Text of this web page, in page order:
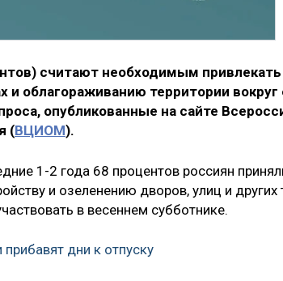
считают необходимым
и облагораживанию территории вокруг
опубликованные на сайте
(ВЦИОМ).
1-2 года 68 процентов россиян
и озеленению дворов, улиц и
в весеннем субботнике.
прибавят дни к отпуску